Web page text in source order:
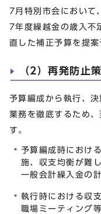
7月特別市会において
7年度繰越金の歳入不
直した補正予算を提案
（2）再発防止
予算編成から執行、
業務を徹底するため
す。
予算編成時におけ
施、収支均衡が難
一般会計繰入金の
執行時における収
職場ミーティング